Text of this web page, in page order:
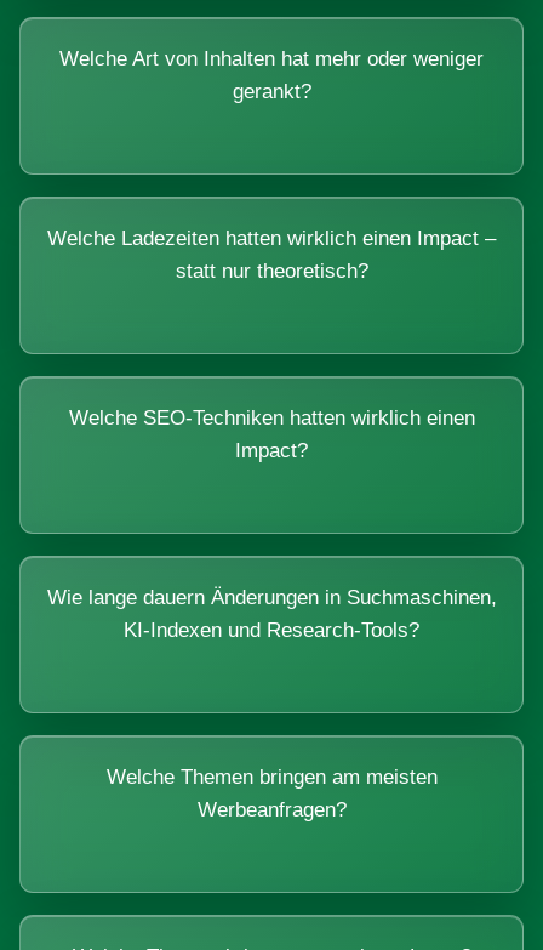
Welche Art von Inhalten hat mehr oder weniger
gerankt?
Welche Ladezeiten hatten wirklich einen Impact –
statt nur theoretisch?
Welche SEO-Techniken hatten wirklich einen
Impact?
Wie lange dauern Änderungen in Suchmaschinen,
KI-Indexen und Research-Tools?
Welche Themen bringen am meisten
Werbeanfragen?